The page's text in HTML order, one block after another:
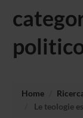
Home
Le teologie